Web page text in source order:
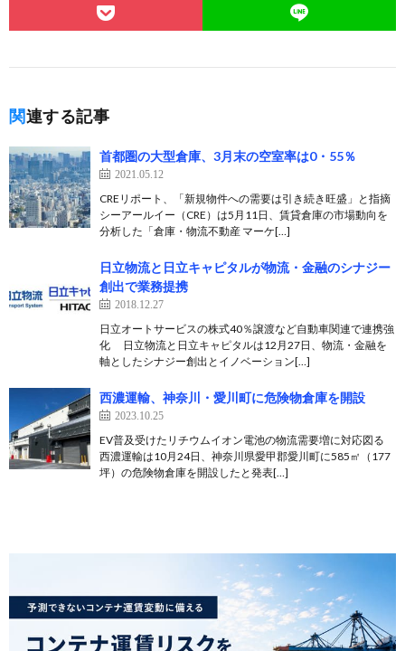
関連する記事
首都圏の大型倉庫、3月末の空室率は0・55％
2021.05.12
CREリポート、「新規物件への需要は引き続き旺盛」と指摘
シーアールイー（CRE）は5月11日、賃貸倉庫の市場動向を
分析した「倉庫・物流不動産 マーケ[…]
日立物流と日立キャピタルが物流・金融のシナジー
創出で業務提携
2018.12.27
日立オートサービスの株式40％譲渡など自動車関連で連携強
化 日立物流と日立キャピタルは12月27日、物流・金融を
軸としたシナジー創出とイノベーション[…]
西濃運輸、神奈川・愛川町に危険物倉庫を開設
2023.10.25
EV普及受けたリチウムイオン電池の物流需要増に対応図る
西濃運輸は10月24日、神奈川県愛甲郡愛川町に585㎡（177
坪）の危険物倉庫を開設したと発表[…]